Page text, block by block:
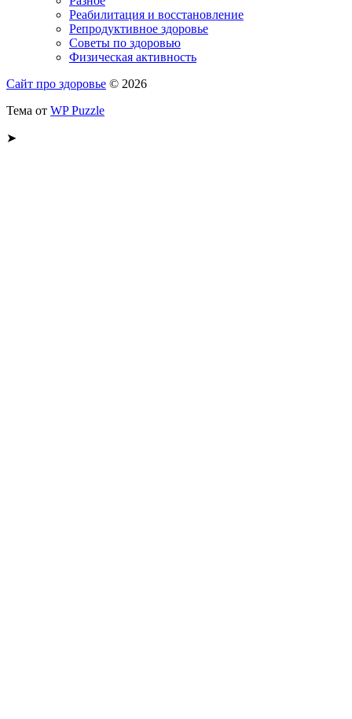
Реабилитация и восстановление
Репродуктивное здоровье
Советы по здоровью
Физическая активность
Сайт про здоровье © 2026
Тема от WP Puzzle
➤